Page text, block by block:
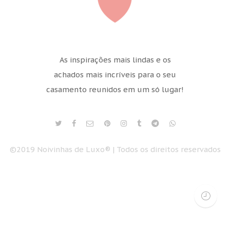
As inspirações mais lindas e os
achados mais incríveis para o seu
casamento reunidos em um só lugar!
©2019 Noivinhas de Luxo® | Todos os direitos reservados